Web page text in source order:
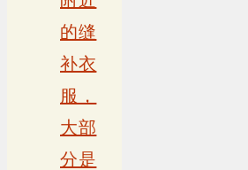
的缝
补衣
服，
大部
分是